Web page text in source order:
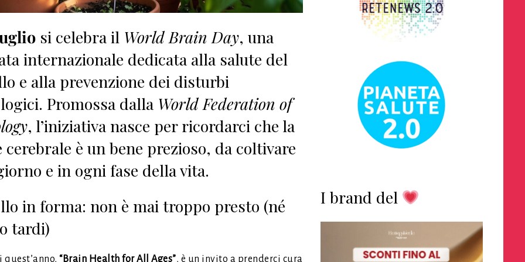
si celebra il World Brain Day, una
internazionale dedicata alla salute del
e alla prevenzione dei disturbi
Promossa dalla World Federation of
, l’iniziativa nasce per ricordarci che la
cerebrale è un bene prezioso, da coltivare
e in ogni fase della vita.
in forma: non è mai troppo presto (né
tardi)
“Brain Health for All Ages”, è un invito a prenderci cura
I brand del